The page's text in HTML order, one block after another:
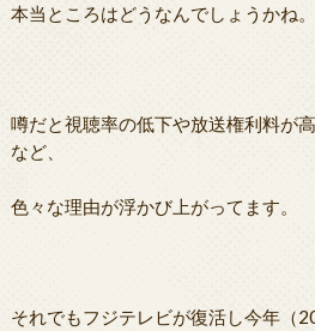
本当ところはどうなんでしょうかね。
噂だと視聴率の低下や放送権利料が
など、
色々な理由が浮かび上がってます。
それでもフジテレビが復活し今年（